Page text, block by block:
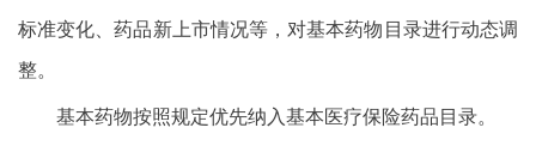
标准变化、药品新上市情况等，对基本药物目录进行动态调
整。
基本药物按照规定优先纳入基本医疗保险药品目录。